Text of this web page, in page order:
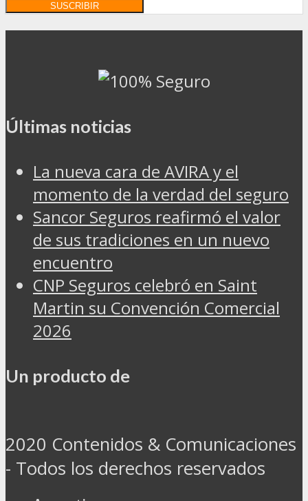
Últimas noticias
La nueva cara de AVIRA y el
momento de la verdad del seguro
Sancor Seguros reafirmó el valor
de sus tradiciones en un nuevo
encuentro
CNP Seguros celebró en Saint
Martin su Convención Comercial
2026
Un producto de
2020 Contenidos & Comunicaciones
- Todos los derechos reservados